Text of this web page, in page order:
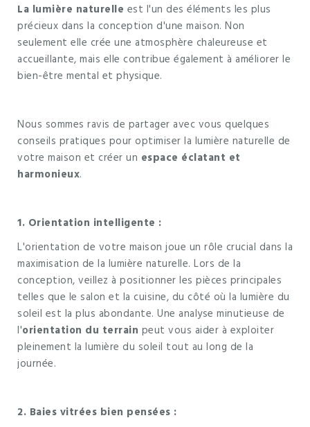
La lumière naturelle est l'un des éléments les plus
précieux dans la conception d'une maison. Non
seulement elle crée une atmosphère chaleureuse et
accueillante, mais elle contribue également à améliorer le
bien-être mental et physique.
Nous sommes ravis de partager avec vous quelques
conseils pratiques pour optimiser la lumière naturelle de
votre maison et créer un espace éclatant et
harmonieux.
1. Orientation intelligente :
L'orientation de votre maison joue un rôle crucial dans la
maximisation de la lumière naturelle. Lors de la
conception, veillez à positionner les pièces principales
telles que le salon et la cuisine, du côté où la lumière du
soleil est la plus abondante. Une analyse minutieuse de
l'orientation du terrain peut vous aider à exploiter
pleinement la lumière du soleil tout au long de la
journée.
2. Baies vitrées bien pensées :